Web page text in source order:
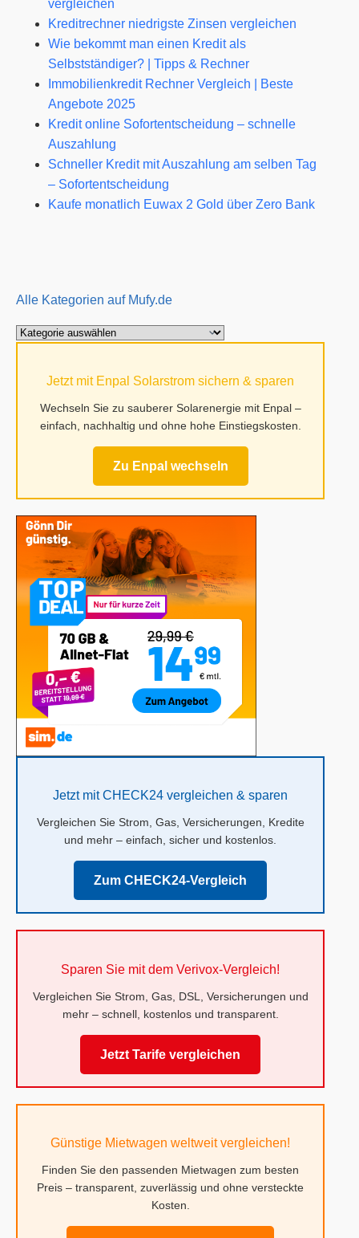
vergleichen
Kreditrechner niedrigste Zinsen vergleichen
Wie bekommt man einen Kredit als
Selbstständiger? | Tipps & Rechner
Immobilienkredit Rechner Vergleich | Beste
Angebote 2025
Kredit online Sofortentscheidung – schnelle
Auszahlung
Schneller Kredit mit Auszahlung am selben Tag
– Sofortentscheidung
Kaufe monatlich Euwax 2 Gold über Zero Bank
Alle Kategorien auf Mufy.de
Alle
Mufy.de
Jetzt mit Enpal Solarstrom sichern & sparen
Wechseln Sie zu sauberer Solarenergie mit Enpal –
einfach, nachhaltig und ohne hohe Einstiegskosten.
Zu Enpal wechseln
Jetzt mit CHECK24 vergleichen & sparen
Vergleichen Sie Strom, Gas, Versicherungen, Kredite
und mehr – einfach, sicher und kostenlos.
Zum CHECK24-Vergleich
Sparen Sie mit dem Verivox-Vergleich!
Vergleichen Sie Strom, Gas, DSL, Versicherungen und
mehr – schnell, kostenlos und transparent.
Jetzt Tarife vergleichen
Günstige Mietwagen weltweit vergleichen!
Finden Sie den passenden Mietwagen zum besten
Preis – transparent, zuverlässig und ohne versteckte
Kosten.